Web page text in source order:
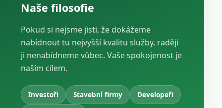
Naše filosofie
Pokud si nejsme jisti, že dokážeme
nabídnout tu nejvyšší kvalitu služby, raději
ji nenabídneme vůbec. Vaše spokojenost je
naším cílem.
Investoři Stavební firmy
Developeři